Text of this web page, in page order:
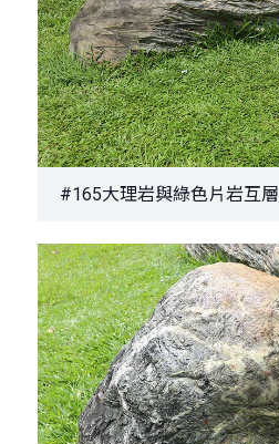
#165大理岩與綠色片岩互層